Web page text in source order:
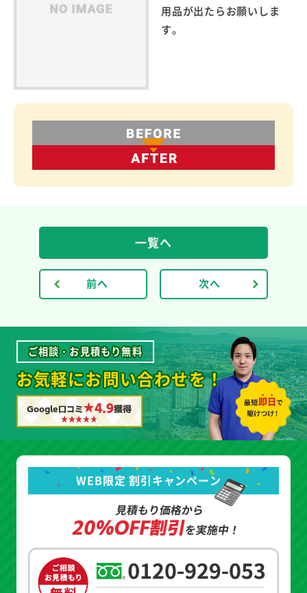
用品が出たらお願いしま
す。
前へ
一覧へ
次へ
ご相談・お見積もり無料
お気軽にお問い合わせを！
Google口コミ★4.9獲得
WEB限定 割引キャンペーン
見積もり価格から
20%OFF割引を実施中！